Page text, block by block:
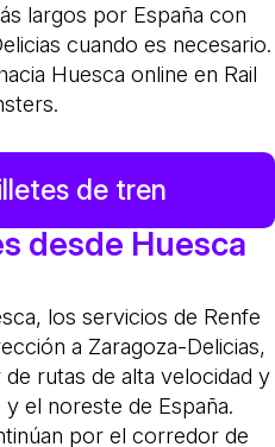
largos por España con
cuando es necesario.
Huesca online en Rail
de tren
desde Huesca
los servicios de Renfe
a Zaragoza-Delicias,
rutas de alta velocidad y
el noreste de España.
por el corredor de